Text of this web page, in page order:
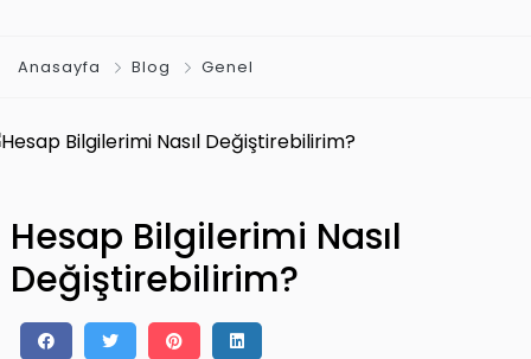
Anasayfa Blog Genel
Hesap Bilgilerimi Nasıl
Değiştirebilirim?